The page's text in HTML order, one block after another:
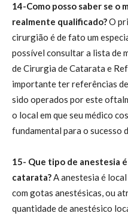
14-Como posso saber se o
realmente qualificado?O
cirurgião é de fato um
possível consultar a lista de
de Cirurgia de Catarata e
importante ter referências
sido operados por este
o local em que seu médico
fundamental para o sucesso
15- Que tipo de anestesia
catarata?A anestesia é
com gotas anestésicas, ou
quantidade de anestésico